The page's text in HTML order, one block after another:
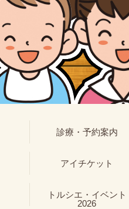
診療・予約案内
アイチケット
トルシエ・イベント
2026